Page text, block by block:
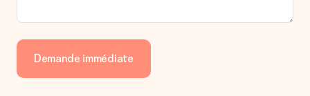
Demande immédiate